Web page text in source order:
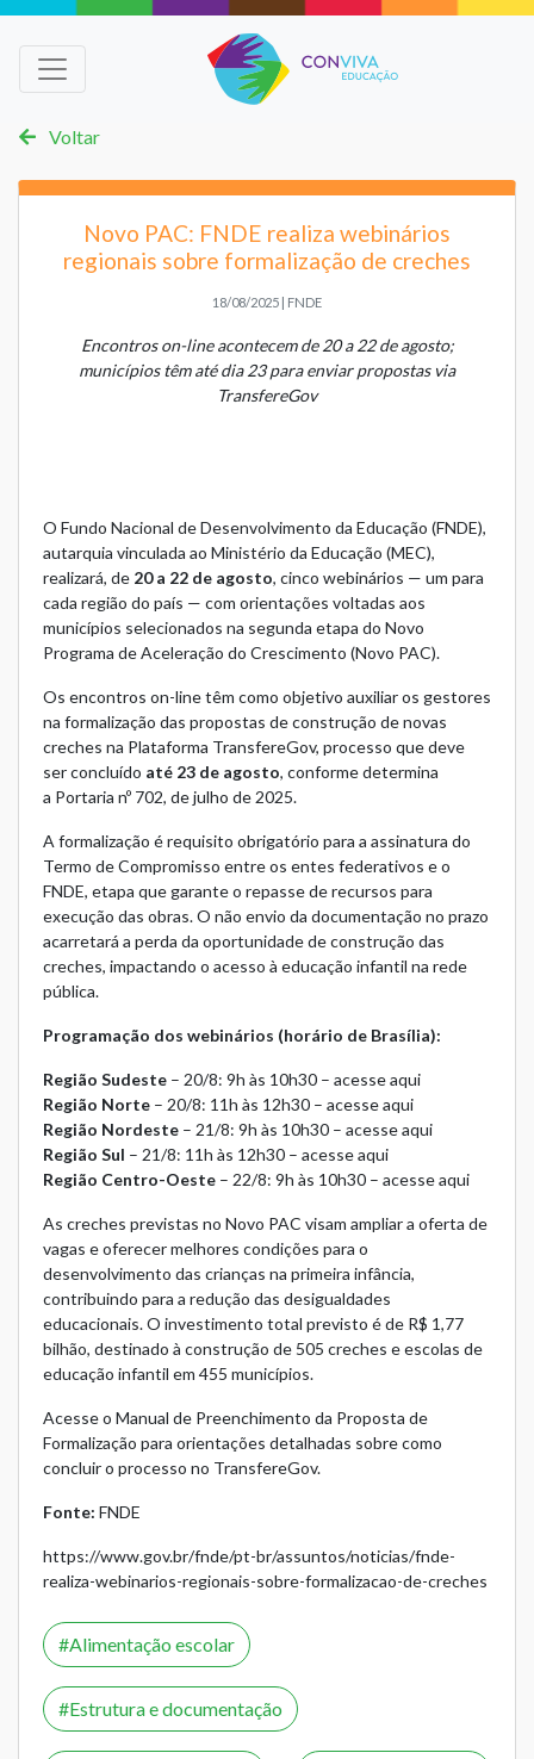
Voltar
Novo PAC: FNDE realiza webinários
regionais sobre formalização de creches
18/08/2025 | FNDE
Encontros on-line acontecem de 20 a 22 de agosto;
municípios têm até dia 23 para enviar propostas via
TransfereGov
O Fundo Nacional de Desenvolvimento da Educação (FNDE),
autarquia vinculada ao Ministério da Educação (MEC),
realizará, de 20 a 22 de agosto, cinco webinários — um para
cada região do país — com orientações voltadas aos
municípios selecionados na segunda etapa do Novo
Programa de Aceleração do Crescimento (Novo PAC).
Os encontros on-line têm como objetivo auxiliar os gestores
na formalização das propostas de construção de novas
creches na Plataforma TransfereGov, processo que deve
ser concluído até 23 de agosto, conforme determina
a Portaria nº 702, de julho de 2025.
A formalização é requisito obrigatório para a assinatura do
Termo de Compromisso entre os entes federativos e o
FNDE, etapa que garante o repasse de recursos para
execução das obras. O não envio da documentação no prazo
acarretará a perda da oportunidade de construção das
creches, impactando o acesso à educação infantil na rede
pública.
Programação dos webinários (horário de Brasília):
Região Sudeste – 20/8: 9h às 10h30 – acesse aqui
Região Norte – 20/8: 11h às 12h30 – acesse aqui
Região Nordeste – 21/8: 9h às 10h30 – acesse aqui
Região Sul – 21/8: 11h às 12h30 – acesse aqui
Região Centro-Oeste – 22/8: 9h às 10h30 – acesse aqui
As creches previstas no Novo PAC visam ampliar a oferta de
vagas e oferecer melhores condições para o
desenvolvimento das crianças na primeira infância,
contribuindo para a redução das desigualdades
educacionais. O investimento total previsto é de R$ 1,77
bilhão, destinado à construção de 505 creches e escolas de
educação infantil em 455 municípios.
Acesse o Manual de Preenchimento da Proposta de
Formalização para orientações detalhadas sobre como
concluir o processo no TransfereGov.
Fonte: FNDE
https://www.gov.br/fnde/pt-br/assuntos/noticias/fnde-
realiza-webinarios-regionais-sobre-formalizacao-de-creches
Alimentação escolar
Estrutura e documentação